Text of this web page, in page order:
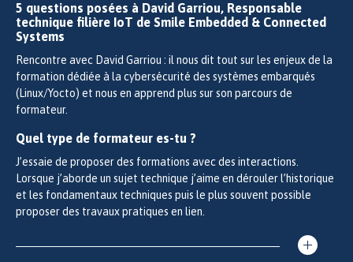
5 questions posées à David Garriou, Responsable
technique filière IoT de Smile Embedded & Connected
Systems
Rencontre avec David Garriou : il nous dit tout sur les enjeux de la
formation dédiée à la cybersécurité des systèmes embarqués
(Linux/Yocto) et nous en apprend plus sur son parcours de
formateur.
Quel type de formateur es-tu ?
J’essaie de proposer des formations avec des interactions.
Lorsque j’aborde un sujet technique j’aime en dérouler l’historique
et les fondamentaux techniques puis le plus souvent possible
proposer des travaux pratiques en lien.